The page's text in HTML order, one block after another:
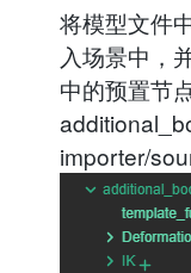
将模型文件
入场景中，
中的预置节
importer/